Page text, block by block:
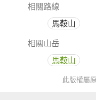
相關路線
馬鞍山
相關山岳
馬鞍山
此版權屬